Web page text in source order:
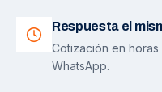
Respuesta el
Cotización en
WhatsApp.